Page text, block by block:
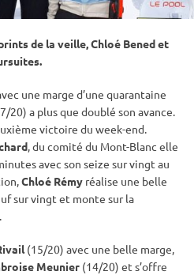
de la veille, Chloé Bened et
une marge d’une quarantaine
20) a plus que doublé son avance.
victoire du week-end.
, du comité du Mont-Blanc elle
avec son seize sur vingt au
Chloé Rémy réalise une belle
sur vingt et monte sur la
(15/20) avec une belle marge,
Meunier (14/20) et s’offre